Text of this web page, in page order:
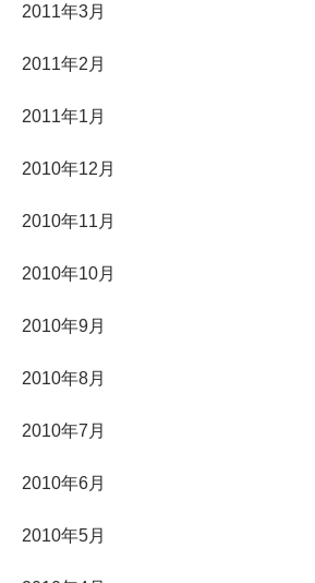
2011年3月
2011年2月
2011年1月
2010年12月
2010年11月
2010年10月
2010年9月
2010年8月
2010年7月
2010年6月
2010年5月